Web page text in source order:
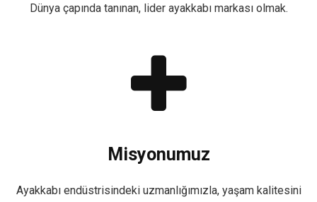
Dünya çapında tanınan, lider ayakkabı markası olmak.
Misyonumuz
Ayakkabı endüstrisindeki uzmanlığımızla, yaşam kalitesini